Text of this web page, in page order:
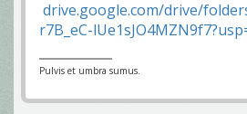
drive.google.com/drive/
r7B_eC-
Pulvis et umbra sumus.